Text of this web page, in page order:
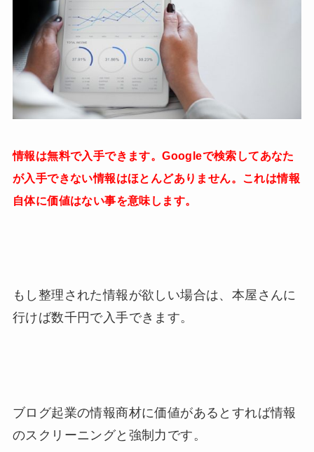
情報は無料で入手できます。Googleで検索してあなた
が入手できない情報はほとんどありません。これは情報
自体に価値はない事を意味します。
もし整理された情報が欲しい場合は、本屋さんに
行けば数千円で入手できます。
ブログ起業の情報商材に価値があるとすれば情報
のスクリーニングと強制力です。